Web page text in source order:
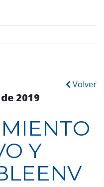
Volver
2019
Y